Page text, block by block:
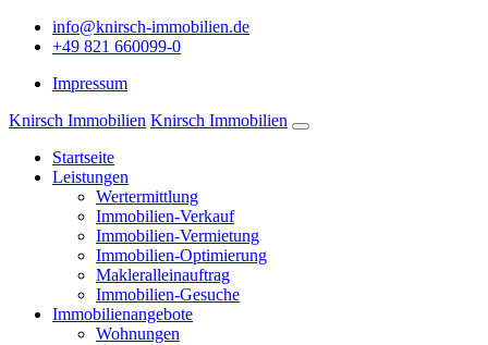
info@knirsch-immobilien.de
+49 821 660099-0
Impressum
Knirsch Immobilien Knirsch Immobilien
Startseite
Leistungen
Wertermittlung
Immobilien-Verkauf
Immobilien-Vermietung
Immobilien-Optimierung
Makleralleinauftrag
Immobilien-Gesuche
Immobilienangebote
Wohnungen